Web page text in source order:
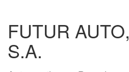
FUTUR AUTO,
S.A.